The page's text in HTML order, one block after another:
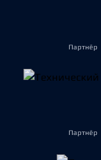
Партнёр
Партнёр